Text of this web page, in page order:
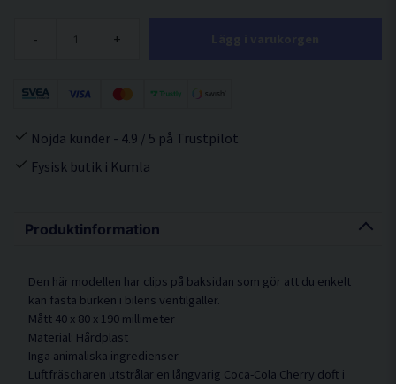
Produktinformation
Den här modellen har clips på baksidan som gör att du enkelt
kan fästa burken i bilens ventilgaller.
Mått 40 x 80 x 190 millimeter
Material: Hårdplast
Inga animaliska ingredienser
Luftfräscharen utstrålar en långvarig Coca-Cola Cherry doft i
- +
Nöjda kunder - 4.9 / 5 på Trustpilot
Fysisk butik i Kumla